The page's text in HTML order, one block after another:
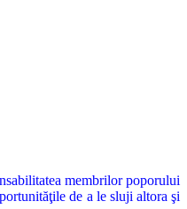
membrilor poporului
de a le sluji altora şi